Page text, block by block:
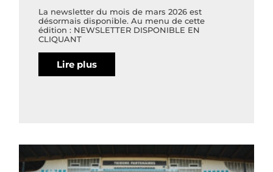
La newsletter du mois de mars 2026 est
désormais disponible. Au menu de cette
édition : NEWSLETTER DISPONIBLE EN
CLIQUANT
Lire plus